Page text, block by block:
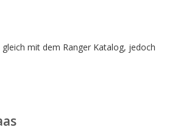
mit dem Ranger Katalog, jedoch